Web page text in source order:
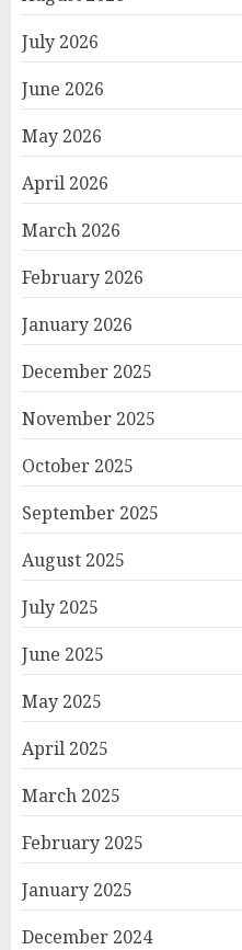
July 2026
June 2026
May 2026
April 2026
March 2026
February 2026
January 2026
December 2025
November 2025
October 2025
September 2025
August 2025
July 2025
June 2025
May 2025
April 2025
March 2025
February 2025
January 2025
December 2024